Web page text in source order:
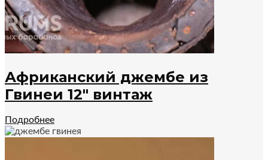
Африканский джембе из
Гвинеи 12″ винтаж
Подробнее